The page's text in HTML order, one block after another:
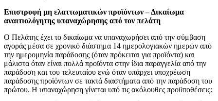
Επιστροφή μη ελαττωματικών προϊόντων – Δικαίωμα
αναιτιολόγητης υπαναχώρησης από τον πελάτη
Ο Πελάτης έχει το δικαίωμα να υπαναχωρήσει από την σύμβαση
αγοράς μέσα σε χρονικό διάστημα 14 ημερολογιακών ημερών από
την ημερομηνία παράδοσης (όταν πρόκειται για προϊόντα) και
μάλιστα όταν είναι πολλά προϊόντα στην ίδια παραγγελία από την
παράδοση και του τελευταίου ενώ όταν υπάρχει υποχρέωση
παράδοσης προϊόντων σε τακτά διαστήματα από την παράδοση του
πρώτου. Η υπαναχώρηση γίνεται υπό τις ακόλουθες προϋποθέσεις: